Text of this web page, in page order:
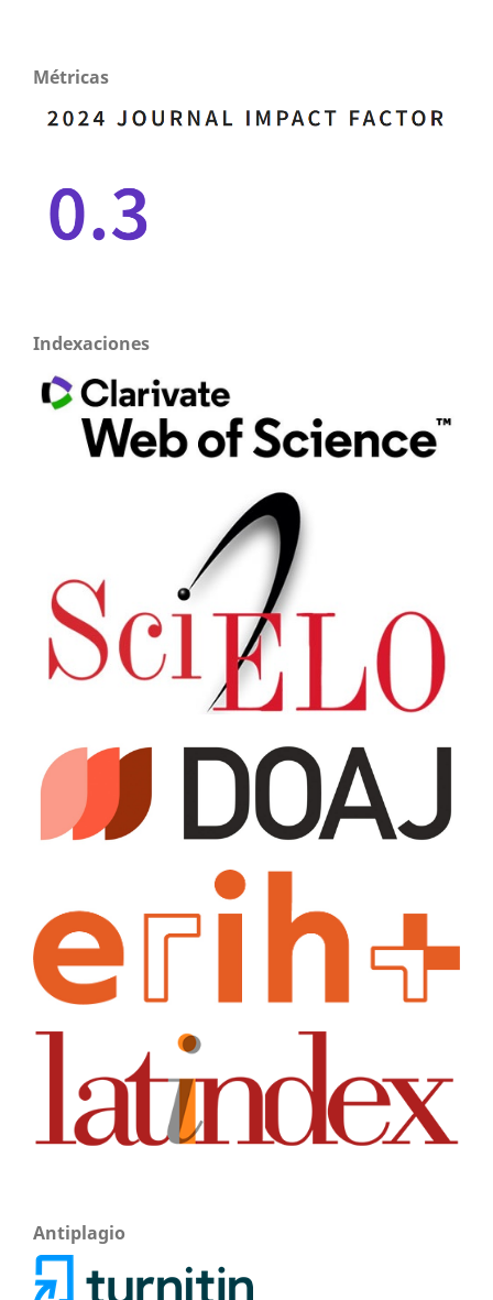
Métricas
Indexaciones
Antiplagio